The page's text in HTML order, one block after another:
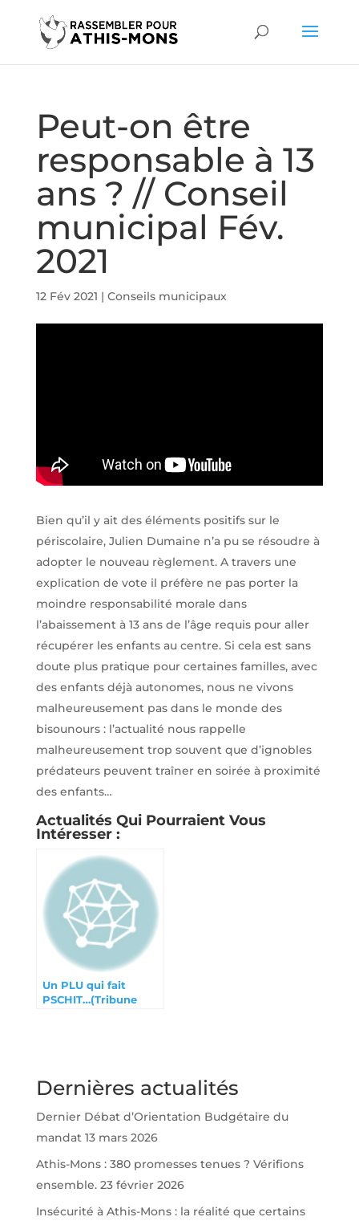
Peut-on être
responsable à 13
ans ? // Conseil
municipal Fév.
2021
12 Fév 2021 | Conseils municipaux
Bien qu’il y ait des éléments positifs sur le
périscolaire, Julien Dumaine n’a pu se résoudre à
adopter le nouveau règlement. A travers une
explication de vote il préfère ne pas porter la
moindre responsabilité morale dans
l’abaissement à 13 ans de l’âge requis pour aller
récupérer les enfants au centre. Si cela est sans
doute plus pratique pour certaines familles, avec
des enfants déjà autonomes, nous ne vivons
malheureusement pas dans le monde des
bisounours : l’actualité nous rappelle
malheureusement trop souvent que d’ignobles
prédateurs peuvent traîner en soirée à proximité
des enfants…
Actualités Qui Pourraient Vous
Intéresser :
Un PLU qui fait
PSCHIT…(Tribune
Dernières actualités
Dernier Débat d’Orientation Budgétaire du
mandat 13 mars 2026
Athis-Mons : 380 promesses tenues ? Vérifions
ensemble. 23 février 2026
Insécurité à Athis-Mons : la réalité que certains